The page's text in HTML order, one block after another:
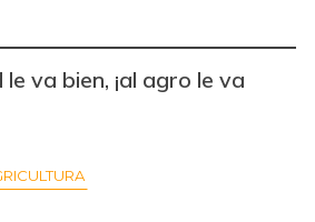
-
+$ 17,00
va bien, ¡al agro le va